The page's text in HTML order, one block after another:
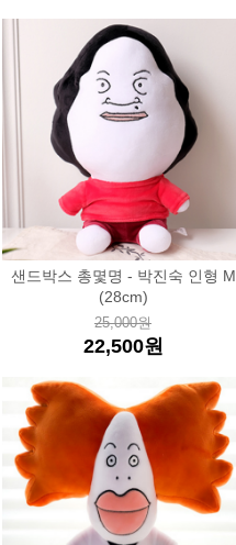
샌드박스 총몇명 - 박진숙 인형 M
(28cm)
25,000원
22,500원